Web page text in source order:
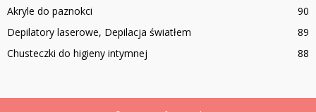
Akryle do paznokci
90
Depilatory laserowe, Depilacja światłem
89
Chusteczki do higieny intymnej
88